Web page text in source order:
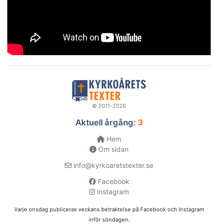
© 2011-2026
Aktuell årgång: 3
Hem
Om sidan
info@kyrkoaretstexter.se
Facebook
Instagram
Varje onsdag publiceras veckans betraktelse på Facebook och Instagram
inför söndagen.